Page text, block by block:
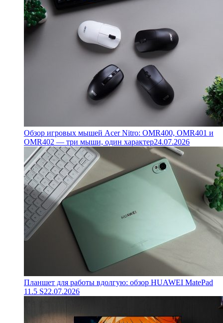
Обзор игровых мышей Acer Nitro: OMR400, OMR401 и
OMR402 — три мыши, один характер24.07.2026
Планшет для работы вдолгую: обзор HUAWEI MatePad
11.5 S22.07.2026